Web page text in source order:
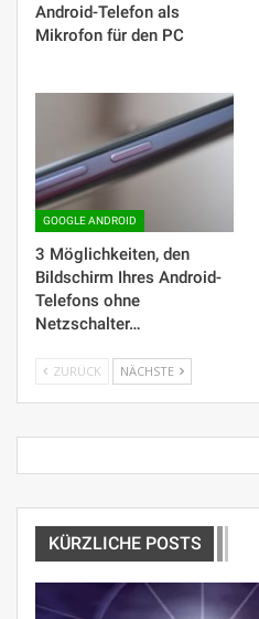
Android-Telefon als
Mikrofon für den PC
GOOGLE ANDROID
3 Möglichkeiten, den
Bildschirm Ihres Android-
Telefons ohne
Netzschalter…
ZURÜCK NÄCHSTE
KÜRZLICHE POSTS